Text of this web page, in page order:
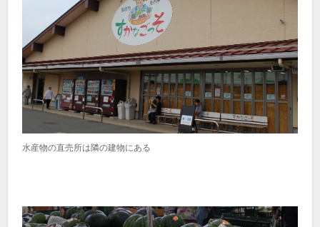
水産物の直売所は隣の建物にある